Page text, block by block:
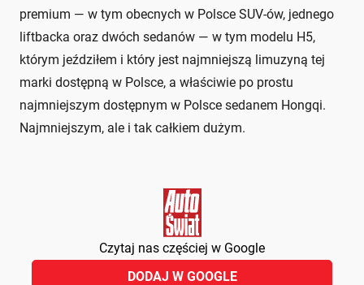
premium — w tym obecnych w Polsce SUV-ów, jednego
liftbacka oraz dwóch sedanów — w tym modelu H5,
którym jeździłem i który jest najmniejszą limuzyną tej
marki dostępną w Polsce, a właściwie po prostu
najmniejszym dostępnym w Polsce sedanem Hongqi.
Najmniejszym, ale i tak całkiem dużym.
Czytaj nas częściej w Google
DODAJ W GOOGLE